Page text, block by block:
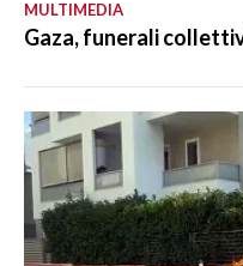
MULTIMEDIA
Gaza, funerali